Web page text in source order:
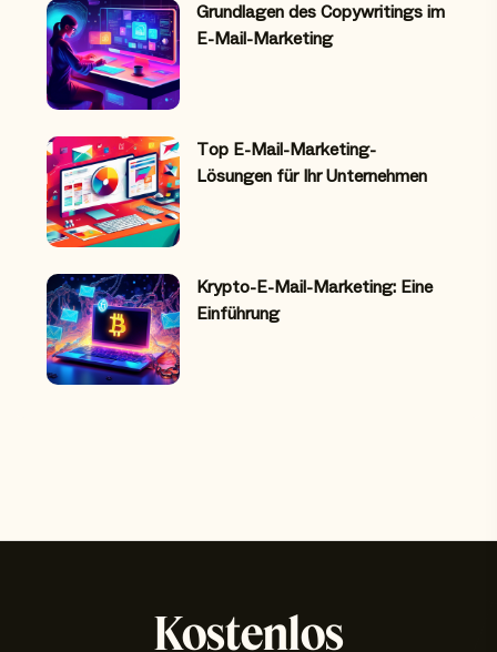
Grundlagen des Copywritings im
E-Mail-Marketing
Top E-Mail-Marketing-
Lösungen für Ihr Unternehmen
Krypto-E-Mail-Marketing: Eine
Einführung
Kostenlos